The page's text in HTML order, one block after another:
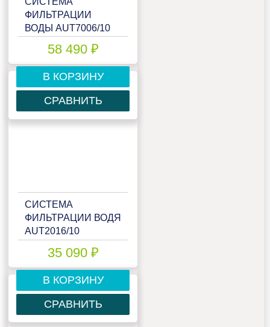
ФИЛЬТРАЦИИ
ВОДЫ AUT7006/10
58 490 ₽
В КОРЗИНУ
СРАВНИТЬ
СИСТЕМА
ФИЛЬТРАЦИИ ВОДЯ
AUT2016/10
35 090 ₽
В КОРЗИНУ
СРАВНИТЬ